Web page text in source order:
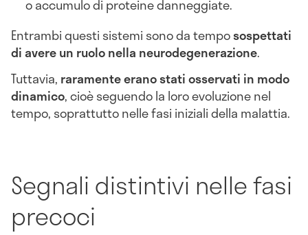
o accumulo di proteine danneggiate.
Entrambi questi sistemi sono da temposospettati
di avere un ruolo nella neurodegenerazione.
Tuttavia, raramente erano stati osservati in modo
dinamico, cioè seguendo la loro evoluzione nel
tempo, soprattutto nelle fasi iniziali della malattia.
Segnali distintivi nelle fasi
precoci